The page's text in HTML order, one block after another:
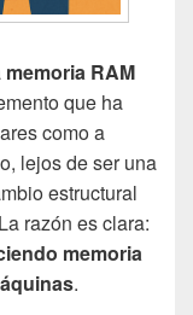
memoria RAM
que ha
como a
lejos de ser una
estructural
razón es clara:
memoria
.